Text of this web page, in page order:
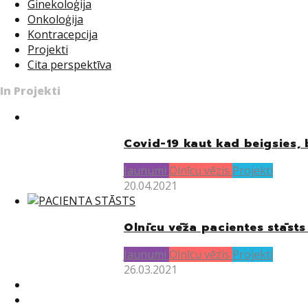
Ginekoloģija
Onkoloģija
Kontracepcija
Projekti
Cita perspektīva
In Projekti
Covid-19 kaut kad beigsies,
Jaunumi Olnīcu vēzis Projekti
20.04.2021
Olnīcu vēža pacientes
Jaunumi Olnīcu vēzis Projekti
26.03.2021